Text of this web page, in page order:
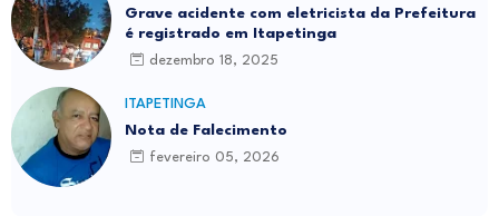
Grave acidente com eletricista da Prefeitura
é registrado em Itapetinga
dezembro 18, 2025
ITAPETINGA
Nota de Falecimento
fevereiro 05, 2026